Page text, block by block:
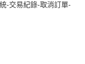
-交易紀錄-取消訂單-